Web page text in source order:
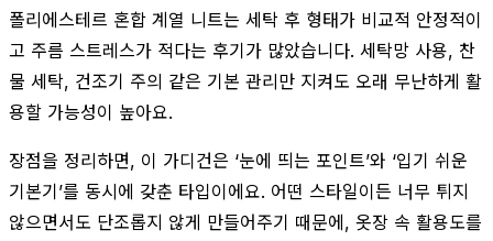
폴리에스테르 혼합 계열 니트는 세탁 후 형태가 비교적 안정적이
고 주름 스트레스가 적다는 후기가 많았습니다. 세탁망 사용, 찬
물 세탁, 건조기 주의 같은 기본 관리만 지켜도 오래 무난하게 활
용할 가능성이 높아요.
장점을 정리하면, 이 가디건은 ‘눈에 띄는 포인트’와 ‘입기 쉬운
기본기’를 동시에 갖춘 타입이에요. 어떤 스타일이든 너무 튀지
않으면서도 단조롭지 않게 만들어주기 때문에, 옷장 속 활용도를